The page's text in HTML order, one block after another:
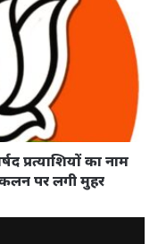
प्रत्याशियों का नाम
पर लगी मुहर